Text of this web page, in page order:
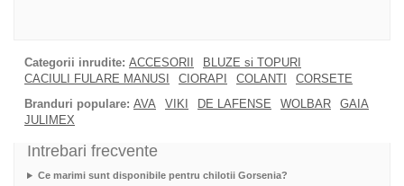
Categorii inrudite: ACCESORII
BLUZE si TOPURI
CACIULI FULARE MANUSI
CIORAPI COLANTI
CORSETE
Branduri populare: AVA VIKI DE LAFENSE WOLBAR
GAIA
JULIMEX
Intrebari frecvente
Ce marimi sunt disponibile pentru chilotii Gorsenia?